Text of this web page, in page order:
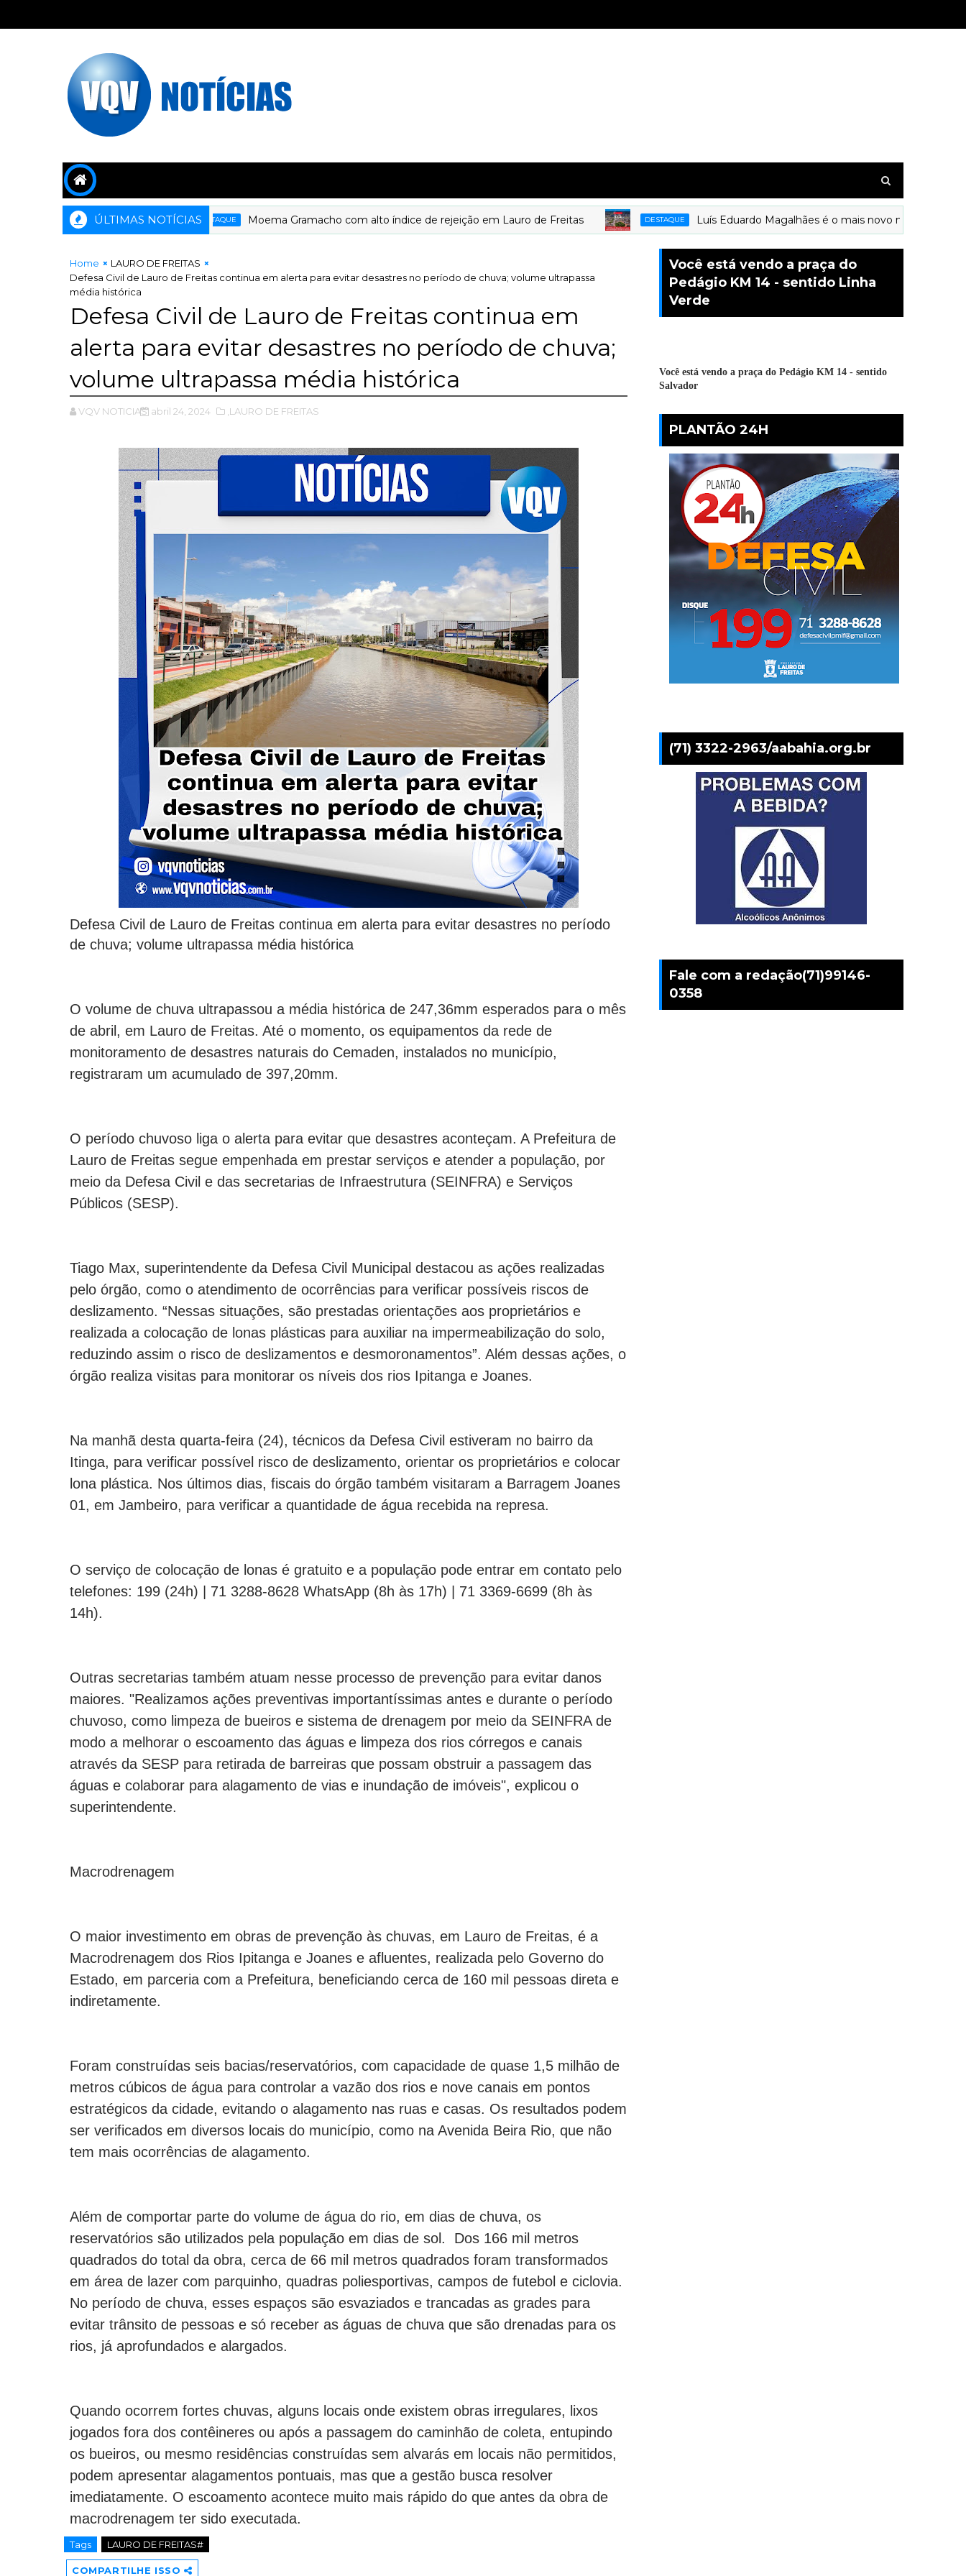
ÚLTIMAS NOTÍCIAS
DESTAQUE Moema Gramacho com alto índice de rejeição em Lauro de Freitas DESTAQUE Luís Eduardo Magalhães é o mais novo município a receber o
Home
LAURO DE FREITAS
Defesa Civil de Lauro de Freitas continua em alerta para evitar desastres no período de chuva; volume ultrapassa
média histórica
Defesa Civil de Lauro de Freitas continua em
alerta para evitar desastres no período de chuva;
volume ultrapassa média histórica
VQV NOTICIAS abril 24, 2024 ,LAURO DE FREITAS
Defesa Civil de Lauro de Freitas continua em alerta para evitar desastres no período
de chuva; volume ultrapassa média histórica
O volume de chuva ultrapassou a média histórica de 247,36mm esperados para o mês
de abril, em Lauro de Freitas. Até o momento, os equipamentos da rede de
monitoramento de desastres naturais do Cemaden, instalados no município,
registraram um acumulado de 397,20mm.
O período chuvoso liga o alerta para evitar que desastres aconteçam. A Prefeitura de
Lauro de Freitas segue empenhada em prestar serviços e atender a população, por
meio da Defesa Civil e das secretarias de Infraestrutura (SEINFRA) e Serviços
Públicos (SESP).
Tiago Max, superintendente da Defesa Civil Municipal destacou as ações realizadas
pelo órgão, como o atendimento de ocorrências para verificar possíveis riscos de
deslizamento. “Nessas situações, são prestadas orientações aos proprietários e
realizada a colocação de lonas plásticas para auxiliar na impermeabilização do solo,
reduzindo assim o risco de deslizamentos e desmoronamentos”. Além dessas ações, o
órgão realiza visitas para monitorar os níveis dos rios Ipitanga e Joanes.
Na manhã desta quarta-feira (24), técnicos da Defesa Civil estiveram no bairro da
Itinga, para verificar possível risco de deslizamento, orientar os proprietários e colocar
lona plástica. Nos últimos dias, fiscais do órgão também visitaram a Barragem Joanes
01, em Jambeiro, para verificar a quantidade de água recebida na represa.
O serviço de colocação de lonas é gratuito e a população pode entrar em contato pelo
telefones: 199 (24h) | 71 3288-8628 WhatsApp (8h às 17h) | 71 3369-6699 (8h às
14h).
Outras secretarias também atuam nesse processo de prevenção para evitar danos
maiores. "Realizamos ações preventivas importantíssimas antes e durante o período
chuvoso, como limpeza de bueiros e sistema de drenagem por meio da SEINFRA de
modo a melhorar o escoamento das águas e limpeza dos rios córregos e canais
através da SESP para retirada de barreiras que possam obstruir a passagem das
águas e colaborar para alagamento de vias e inundação de imóveis", explicou o
superintendente.
Macrodrenagem
O maior investimento em obras de prevenção às chuvas, em Lauro de Freitas, é a
Macrodrenagem dos Rios Ipitanga e Joanes e afluentes, realizada pelo Governo do
Estado, em parceria com a Prefeitura, beneficiando cerca de 160 mil pessoas direta e
indiretamente.
Foram construídas seis bacias/reservatórios, com capacidade de quase 1,5 milhão de
metros cúbicos de água para controlar a vazão dos rios e nove canais em pontos
estratégicos da cidade, evitando o alagamento nas ruas e casas. Os resultados podem
ser verificados em diversos locais do município, como na Avenida Beira Rio, que não
tem mais ocorrências de alagamento.
Além de comportar parte do volume de água do rio, em dias de chuva, os
reservatórios são utilizados pela população em dias de sol. Dos 166 mil metros
quadrados do total da obra, cerca de 66 mil metros quadrados foram transformados
em área de lazer com parquinho, quadras poliesportivas, campos de futebol e ciclovia.
No período de chuva, esses espaços são esvaziados e trancadas as grades para
evitar trânsito de pessoas e só receber as águas de chuva que são drenadas para os
rios, já aprofundados e alargados.
Quando ocorrem fortes chuvas, alguns locais onde existem obras irregulares, lixos
jogados fora dos contêineres ou após a passagem do caminhão de coleta, entupindo
os bueiros, ou mesmo residências construídas sem alvarás em locais não permitidos,
podem apresentar alagamentos pontuais, mas que a gestão busca resolver
imediatamente. O escoamento acontece muito mais rápido do que antes da obra de
macrodrenagem ter sido executada.
Tags LAURO DE FREITAS#
COMPARTILHE ISSO
Você está vendo a praça do
Pedágio KM 14 - sentido Linha
Verde
Você está vendo a praça do Pedágio KM 14 - sentido
Salvador
PLANTÃO 24H
(71) 3322-2963/aabahia.org.br
Fale com a redação(71)99146-
0358